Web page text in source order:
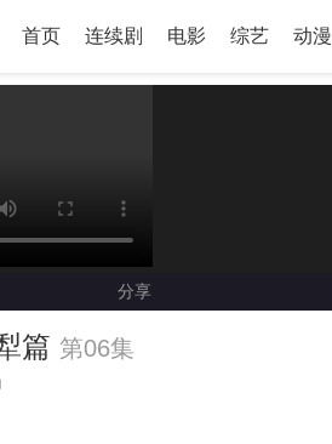
首页 连续剧 电影 综艺 动漫
分享
篇 第06集